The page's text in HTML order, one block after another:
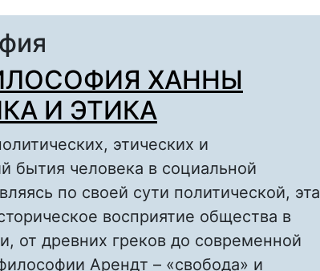
ХАННЫ
И ЭТИКА
этических и
бытия человека в социальной
по своей сути политической, эта
восприятие общества в
от древних греков до современной
Арендт – «свобода» и